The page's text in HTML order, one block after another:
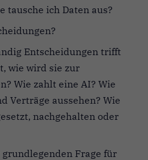
tausche ich Daten aus?
Entscheidungen trifft
wie wird sie zur
Wie zahlt eine AI? Wie
Verträge aussehen? Wie
nachgehalten oder
Frage für